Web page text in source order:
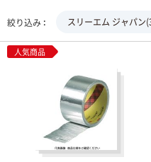
絞り込み スリーエム ジャパン
人気商品